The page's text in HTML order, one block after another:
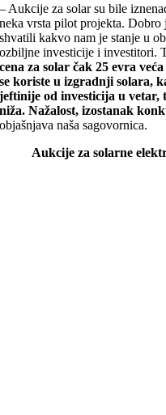
– Aukcije za solar su bile
neka vrsta pilot projekta. Dobro
shvatili kakvo nam je stanje u
ozbiljne investicije i investitori.
cena za solar čak 25 evra
se koriste u izgradnji solara,
jeftinije od investicija u vetar,
niža. Nažalost, izostanak
objašnjava naša sagovornica.
Aukcije za solarne